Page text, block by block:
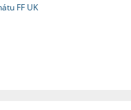
FF UK